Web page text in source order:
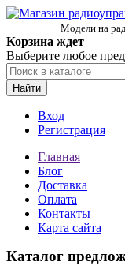
Модели на
Корзина ждет
Выберите любое
Найти
Вход
Регистрация
Главная
Блог
Доставка
Оплата
Контакты
Карта сайта
Каталог